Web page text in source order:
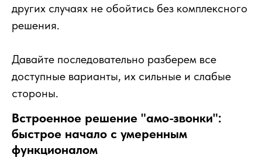
других случаях не обойтись без комплексного
решения.
Давайте последовательно разберем все
доступные варианты, их сильные и слабые
стороны.
Встроенное решение "aмо-звонки":
быстрое начало с умеренным
функционалом